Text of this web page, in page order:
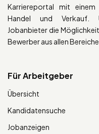
Karriereportal mit
Handel und Verkauf.
Jobanbieter die
Bewerber aus allen
Für Arbeitgeber
Übersicht
Kandidatensuche
Jobanzeigen